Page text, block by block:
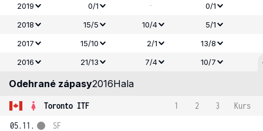
2019
0/1 -
0/1
2018
15/5 10/4
5/1
2017
15/10 2/1
13/8
2016
21/13 7/4 10/7
Odehrané zápasy2016Hala
Toronto ITF 1 2 3
Kurs
05.11.
SF